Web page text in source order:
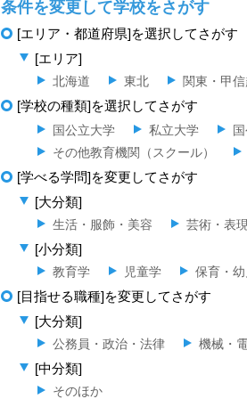
条件を変更して学校をさがす
[エリア・都道府県]を選択してさがす
[エリア]
北海道 東北 関東・甲
[学校の種類]を選択してさがす
国公立大学 私立大学
その他教育機関（スクール）
[学べる学問]を変更してさがす
[大分類]
生活・服飾・美容 芸術・表
[小分類]
教育学 児童学 保育・
[目指せる職種]を変更してさがす
[大分類]
公務員・政治・法律 機械・
[中分類]
そのほか